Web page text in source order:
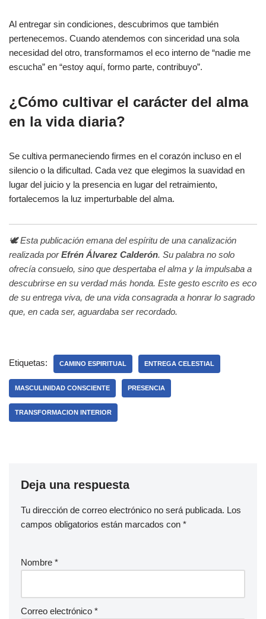
Al entregar sin condiciones, descubrimos que también
pertenecemos. Cuando atendemos con sinceridad una sola
necesidad del otro, transformamos el eco interno de “nadie me
escucha” en “estoy aquí, formo parte, contribuyo”.
¿Cómo cultivar el carácter del alma
en la vida diaria?
Se cultiva permaneciendo firmes en el corazón incluso en el
silencio o la dificultad. Cada vez que elegimos la suavidad en
lugar del juicio y la presencia en lugar del retraimiento,
fortalecemos la luz imperturbable del alma.
🕊️ Esta publicación emana del espíritu de una canalización
realizada porEfrén Álvarez Calderón. Su palabra no solo
ofrecía consuelo, sino que despertaba el alma y la impulsaba a
descubrirse en su verdad más honda. Este gesto escrito es eco
de su entrega viva, de una vida consagrada a honrar lo sagrado
que, en cada ser, aguardaba ser recordado.
Etiquetas: CAMINO ESPIRITUAL ENTREGA CELESTIAL
MASCULINIDAD CONSCIENTE PRESENCIA
TRANSFORMACION INTERIOR
Deja una respuesta
Tu dirección de correo electrónico no será publicada. Los
campos obligatorios están marcados con *
Nombre *
Correo electrónico *